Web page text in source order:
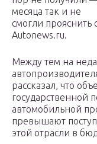
месяца так и не
смогли прояснить
Autonews.ru.
Между тем на
рассказал, что
государственной
автомобильной
превышают
этой отрасли в